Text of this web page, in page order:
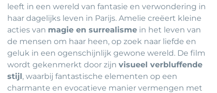
leeft in een wereld van fantasie en verwondering in
haar dagelijks leven in Parijs. Amelie creëert kleine
acties van magie en surrealisme in het leven van
de mensen om haar heen, op zoek naar liefde en
geluk in een ogenschijnlijk gewone wereld. De film
wordt gekenmerkt door zijn visueel verbluffende
stijl, waarbij fantastische elementen op een
charmante en evocatieve manier vermengen met